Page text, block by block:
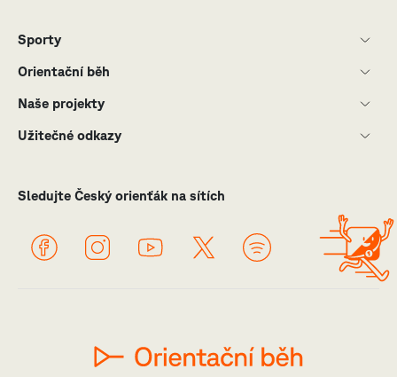
Sledujte Český orienťák na sítích
Sporty
Orientační běh
Naše projekty
Užitečné odkazy